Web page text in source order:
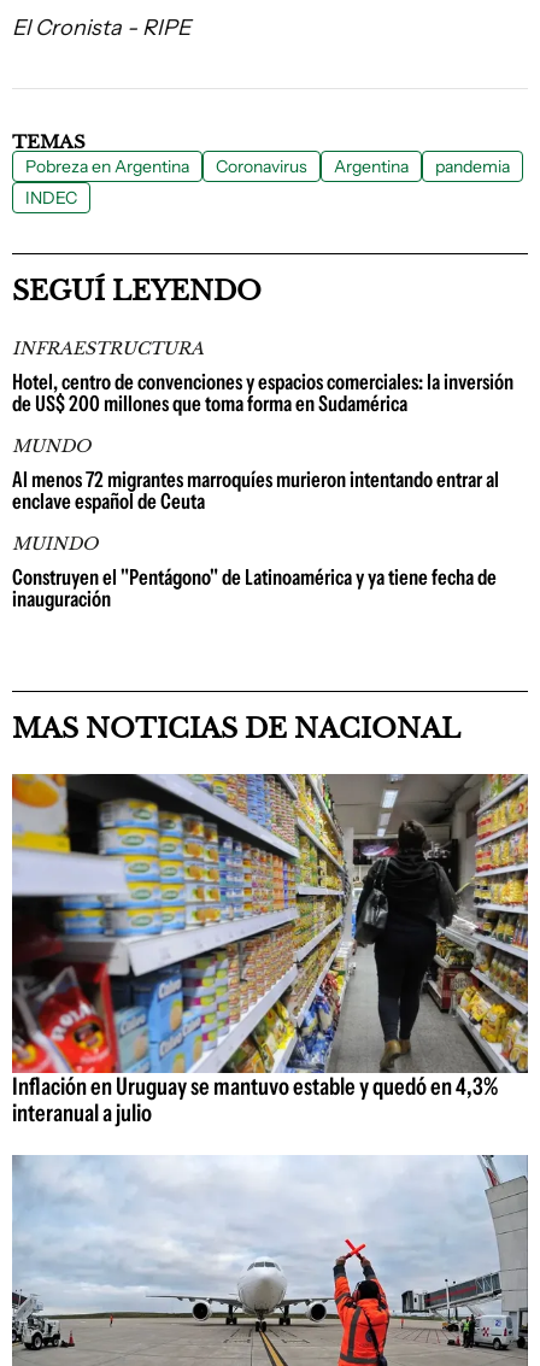
El Cronista - RIPE
TEMAS
Pobreza en Argentina Coronavirus Argentina
pandemia
INDEC
SEGUÍ LEYENDO
INFRAESTRUCTURA
Hotel, centro de convenciones y espacios comerciales: la inversión
de US$ 200 millones que toma forma en Sudamérica
MUNDO
Al menos 72 migrantes marroquíes murieron intentando entrar al
enclave español de Ceuta
MUINDO
Construyen el "Pentágono" de Latinoamérica y ya tiene fecha de
inauguración
MAS NOTICIAS DE NACIONAL
Inflación en Uruguay se mantuvo estable y quedó en 4,3%
interanual a julio